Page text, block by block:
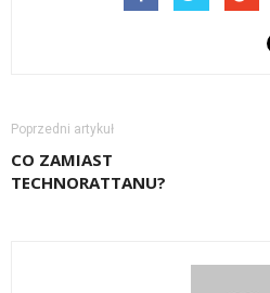
Poprzedni artykuł
CO ZAMIAST
TECHNORATTANU?